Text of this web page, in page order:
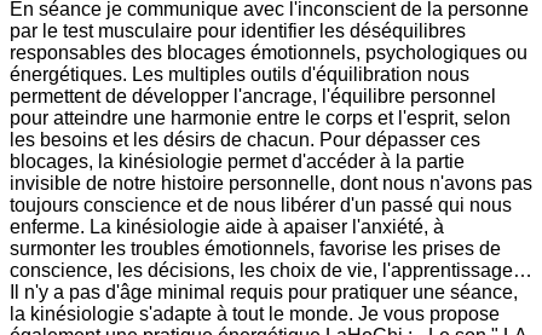
En séance je communique avec l'inconscient de la personne
par le test musculaire pour identifier les déséquilibres
responsables des blocages émotionnels, psychologiques ou
énergétiques. Les multiples outils d'équilibration nous
permettent de développer l'ancrage, l'équilibre personnel
pour atteindre une harmonie entre le corps et l'esprit, selon
les besoins et les désirs de chacun. Pour dépasser ces
blocages, la kinésiologie permet d'accéder à la partie
invisible de notre histoire personnelle, dont nous n'avons pas
toujours conscience et de nous libérer d'un passé qui nous
enferme. La kinésiologie aide à apaiser l'anxiété, à
surmonter les troubles émotionnels, favorise les prises de
conscience, les décisions, les choix de vie, l'apprentissage…
Il n'y a pas d'âge minimal requis pour pratiquer une séance,
la kinésiologie s'adapte à tout le monde. Je vous propose